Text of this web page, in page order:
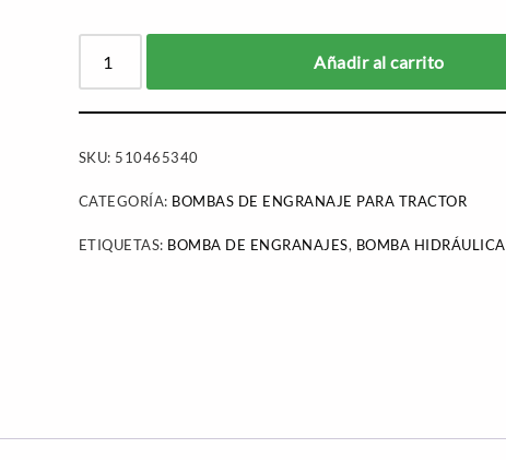
Añadir al carrito
SKU: 510465340
CATEGORÍA: BOMBAS DE ENGRANAJE PARA TRACTOR
ETIQUETAS: BOMBA DE ENGRANAJES, BOMBA HIDRÁULICA